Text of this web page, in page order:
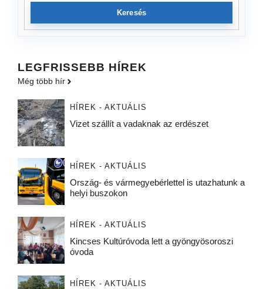
Keresés
LEGFRISSEBB HÍREK
Még több hír
HÍREK - AKTUÁLIS
Vizet szállít a vadaknak az erdészet
HÍREK - AKTUÁLIS
Ország- és vármegyebérlettel is utazhatunk a
helyi buszokon
HÍREK - AKTUÁLIS
Kincses Kultúróvoda lett a gyöngyösoroszi
óvoda
HÍREK - AKTUÁLIS